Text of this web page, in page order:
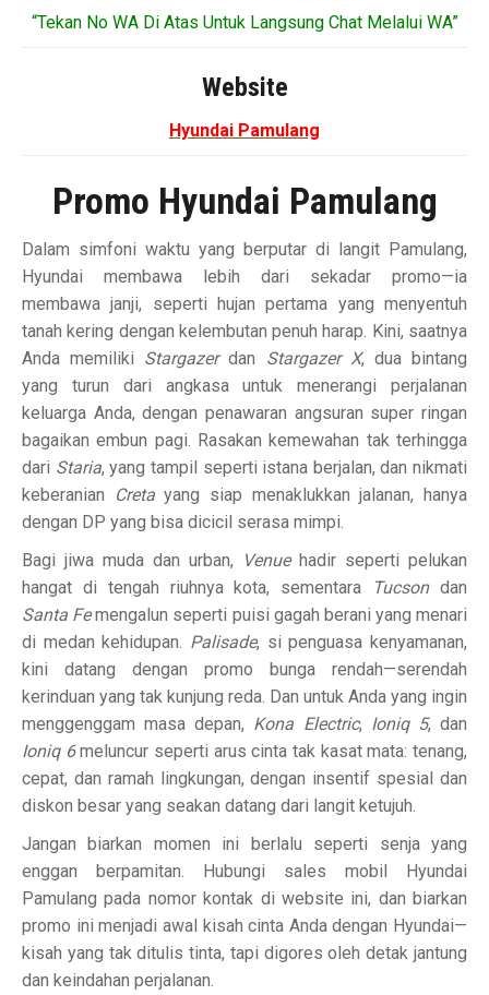
“Tekan No WA Di Atas Untuk Langsung Chat Melalui WA”
Website
Hyundai Pamulang
Promo Hyundai Pamulang
Dalam simfoni waktu yang berputar di langit Pamulang,
Hyundai membawa lebih dari sekadar promo—ia
membawa janji, seperti hujan pertama yang menyentuh
tanah kering dengan kelembutan penuh harap. Kini, saatnya
Anda memiliki Stargazerdan Stargazer X, dua bintang
yang turun dari angkasa untuk menerangi perjalanan
keluarga Anda, dengan penawaran angsuran super ringan
bagaikan embun pagi. Rasakan kemewahan tak terhingga
dari Staria, yang tampil seperti istana berjalan, dan nikmati
keberanian
Cretayang siap menaklukkan jalanan, hanya
dengan DP yang bisa dicicil serasa mimpi.
Bagi jiwa muda dan urban,
Venuehadir seperti pelukan
hangat di tengah riuhnya kota, sementara
Tucsondan
Santa Femengalun seperti puisi gagah berani yang menari
di medan kehidupan. Palisade, si penguasa kenyamanan,
kini datang dengan promo bunga rendah—serendah
kerinduan yang tak kunjung reda. Dan untuk Anda yang ingin
menggenggam masa depan, Kona Electric, Ioniq 5, dan
Ioniq 6meluncur seperti arus cinta tak kasat mata: tenang,
cepat, dan ramah lingkungan, dengan insentif spesial dan
diskon besar yang seakan datang dari langit ketujuh.
Jangan biarkan momen ini berlalu seperti senja yang
enggan berpamitan. Hubungi sales mobil Hyundai
Pamulang pada nomor kontak di website ini, dan biarkan
promo ini menjadi awal kisah cinta Anda dengan Hyundai—
kisah yang tak ditulis tinta, tapi digores oleh detak jantung
dan keindahan perjalanan.